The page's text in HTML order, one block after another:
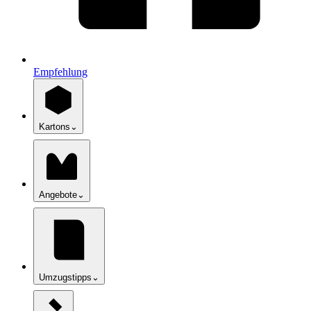
Empfehlung
Kartons ⌄
Angebote⌄
Umzugstipps ⌄